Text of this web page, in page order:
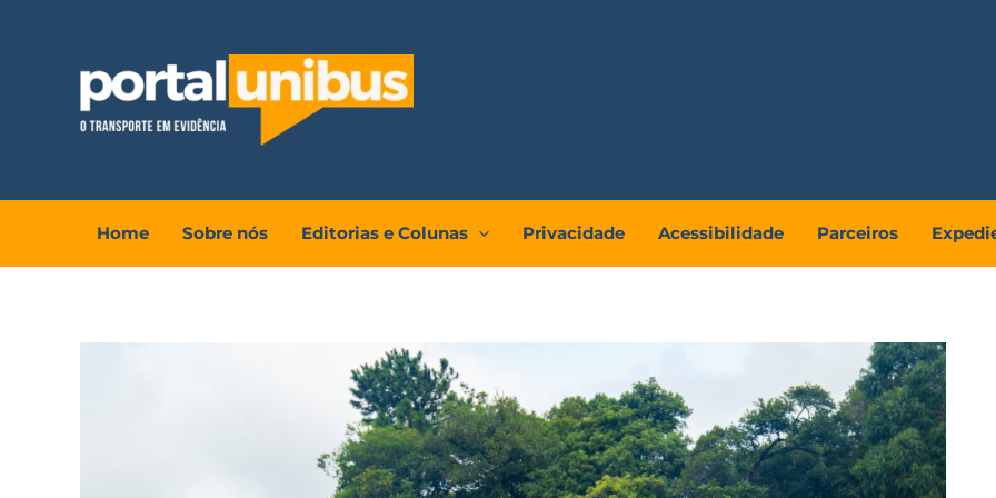
conteúdo
Home Sobre nós Editorias e Colunas Privacidade Acessibilidade Parceiros